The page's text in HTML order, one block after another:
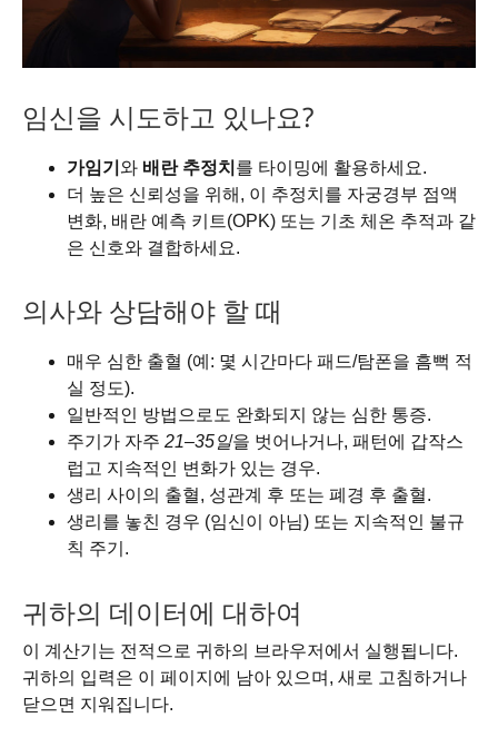
임신을 시도하고 있나요?
가임기 와 배란 추정치 를 타이밍에 활용하세요.
더 높은 신뢰성을 위해, 이 추정치를 자궁경부 점액
변화, 배란 예측 키트(OPK) 또는 기초 체온 추적과 같
은 신호와 결합하세요.
의사와 상담해야 할 때
매우 심한 출혈 (예: 몇 시간마다 패드/탐폰을 흠뻑 적
실 정도).
일반적인 방법으로도 완화되지 않는 심한 통증.
주기가 자주 21–35일을 벗어나거나, 패턴에 갑작스
럽고 지속적인 변화가 있는 경우.
생리 사이의 출혈, 성관계 후 또는 폐경 후 출혈.
생리를 놓친 경우 (임신이 아님) 또는 지속적인 불규
칙 주기.
귀하의 데이터에 대하여
이 계산기는 전적으로 귀하의 브라우저에서 실행됩니다.
귀하의 입력은 이 페이지에 남아 있으며, 새로 고침하거나
닫으면 지워집니다.